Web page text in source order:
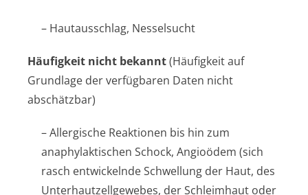
– Hautausschlag, Nesselsucht
Häufigkeit nicht bekannt(Häufigkeit auf
Grundlage der verfügbaren Daten nicht
abschätzbar)
– Allergische Reaktionen bis hin zum
anaphylaktischen Schock, Angioödem (sich
rasch entwickelnde Schwellung der Haut, des
Unterhautzellge­webes, der Schleimhaut oder